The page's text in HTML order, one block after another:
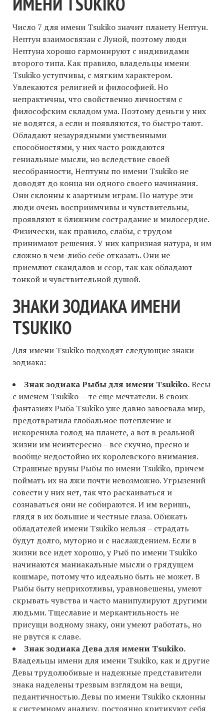
Число 7 для имени Tsukiko значит планету Нептун.
Нептун взаимосвязан с Луной, поэтому люди
Нептуна хорошо гармонируют с индивидами
второго типа. Как правило, владельцы имени
Tsukiko уступчивы, с мягким характером.
Увлекаются религией и философией. Но
непрактичны, что свойственно личностям с
философским складом ума. Поэтому деньги у них
не водятся, а если и появляются, то быстро тают.
Обладают незаурядными умственными
способностями, у них часто рождаются
гениальные мысли, но вследствие своей
несобранности, Нептуны по имени Tsukiko не
доводят до конца ни одного своего начинания.
Они склонны к азартным играм. По натуре эти
люди очень восприимчивы и чувствительны,
проявляют к ближним сострадание и милосердие.
Физически, как правило, слабы, с трудом
принимают решения. У них капризная натура, и им
сложно в чем-либо себе отказать. Они не
приемлют скандалов и ссор, так как обладают
тонкой и чувствительной душой.
ЗНАКИ ЗОДИАКА ИМЕНИ
TSUKIKO
Для имени Tsukiko подходят следующие знаки
зодиака:
Знак зодиака Рыбы для имени Tsukiko.Весы
с именем Tsukiko — те еще мечтатели. В своих
фантазиях Рыба Tsukiko уже давно завоевала мир,
предотвратила глобальное потепление и
искоренила голод на планете, а вот в реальной
жизни им неинтересно – все скучно, пресно и
вообще недостойно их королевского внимания.
Страшные вруны Рыбы по имени Tsukiko, причем
поймать их на лжи почти невозможно. Угрызений
совести у них нет, так что раскаиваться и
сознаваться они не собираются. И им веришь,
глядя в их большие и честные глаза. Обижать
обладателей имени Tsukiko нельзя – страдать
будут долго, муторно и с наслаждением. Если в
жизни все идет хорошо, у Рыб по имени Tsukiko
начинаются маниакальные мысли о грядущем
кошмаре, потому что идеально быть не может. В
Рыбы быту неприхотливы, уравновешены, умеют
скрывать чувства и часто манипулируют другими
людьми. Тщеславие и меркантильность не
присущи водному знаку, они умеют работать, но
не рвутся к славе.
Знак зодиака Дева для имени Tsukiko.
Владельцы имени для имени Tsukiko, как и другие
Девы трудолюбивые и надежные представители
знака наделены трезвым взглядом на вещи,
педантичностью. Девы по имени Tsukiko склонны
к системному анализу, постоянно критикуют себя